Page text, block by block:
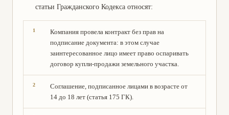
статьи Гражданского Кодекса относят:
Компания провела контракт без прав на
подписание документа: в этом случае
заинтересованное лицо имеет право оспаривать
договор купли-продажи земельного участка.
Соглашение, подписанное лицами в возрасте от
14 до 18 лет (статья 175 ГК).